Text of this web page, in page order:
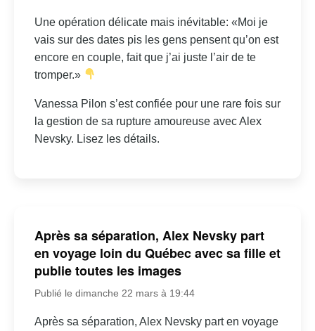
Une opération délicate mais inévitable: «Moi je
vais sur des dates pis les gens pensent qu’on est
encore en couple, fait que j’ai juste l’air de te
tromper.»
Vanessa Pilon s’est confiée pour une rare fois sur
la gestion de sa rupture amoureuse avec Alex
Nevsky. Lisez les détails.
Après sa séparation, Alex Nevsky part
en voyage loin du Québec avec sa fille et
publie toutes les images
Publié le dimanche 22 mars à 19:44
Après sa séparation, Alex Nevsky part en voyage